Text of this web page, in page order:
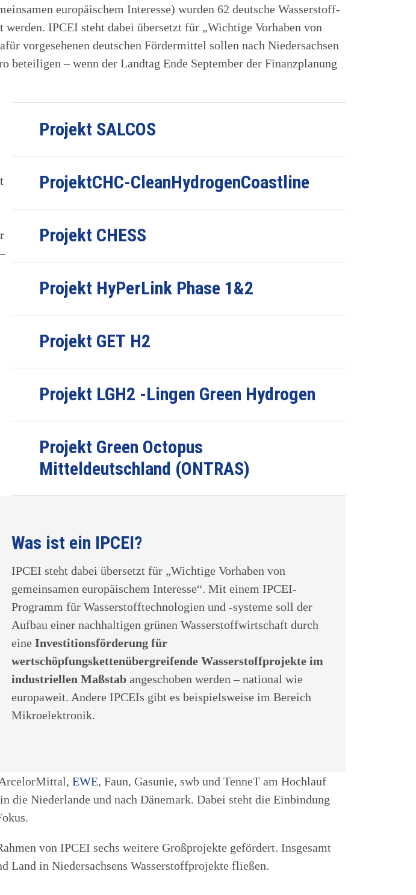
europäischem Interesse) wurden 62 deutsche Wasserstoff-
IPCEI steht dabei übersetzt für „Wichtige Vorhaben von
vorgesehenen deutschen Fördermittel sollen nach Niedersachsen
– wenn der Landtag Ende September der Finanzplanung
Projekt SALCOS
ProjektCHC-CleanHydrogenCoastline
Projekt CHESS
Projekt HyPerLink Phase 1&2
Projekt GET H2
Projekt LGH2 -Lingen Green Hydrogen
Projekt Green Octopus
Mitteldeutschland (ONTRAS)
Was ist ein IPCEI?
IPCEI steht dabei übersetzt für „Wichtige Vorhaben von
gemeinsamen europäischem Interesse“. Mit einem IPCEI-
Programm für Wasserstofftechnologien und -systeme soll der
Aufbau einer nachhaltigen grünen Wasserstoffwirtschaft durch
eine Investitionsförderung für
wertschöpfungskettenübergreifende Wasserstoffprojekte im
industriellen Maßstab angeschoben werden – national wie
europaweit. Andere IPCEIs gibt es beispielsweise im Bereich
Mikroelektronik.
EWE, Faun, Gasunie, swb und TenneT am Hochlauf
die Niederlande und nach Dänemark. Dabei steht die Einbindung
von IPCEI sechs weitere Großprojekte gefördert. Insgesamt
in Niedersachsens Wasserstoffprojekte fließen.